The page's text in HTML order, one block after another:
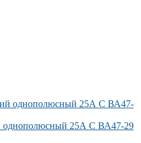
однополюсный 25А C ВА47-29